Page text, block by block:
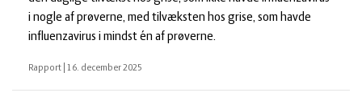
i nogle af prøverne, med tilvæksten hos grise, som havde
influenzavirus i mindst én af prøverne.
Rapport 16. december 2025